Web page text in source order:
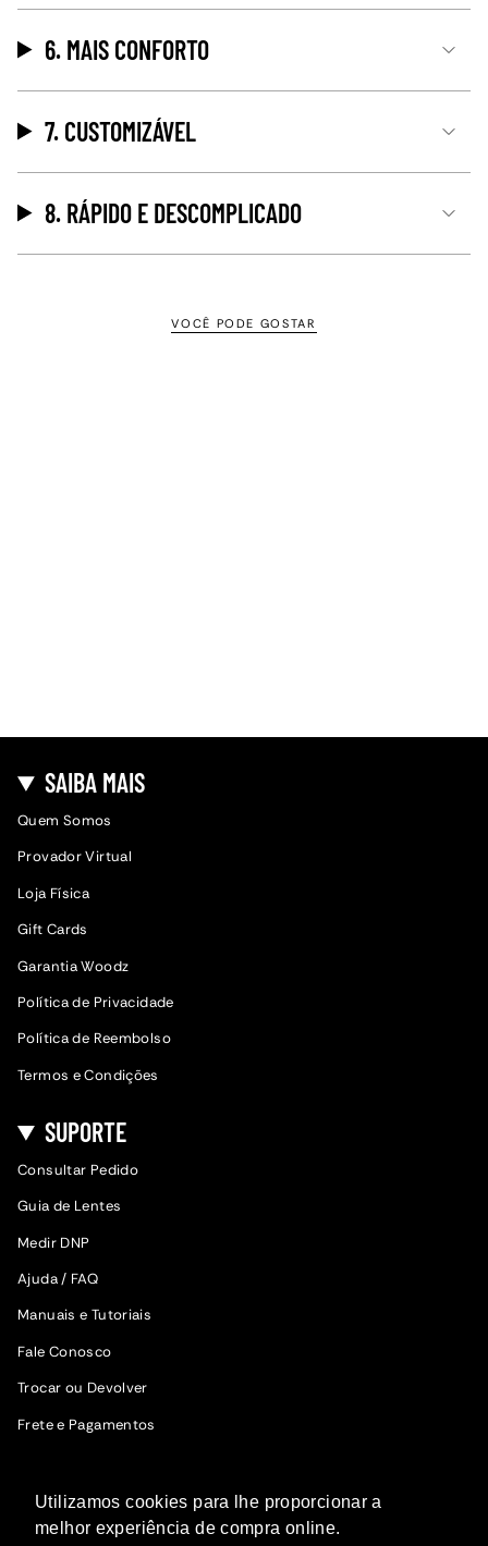
Utilizamos cookies para lhe proporcionar a
melhor experiência de compra online.
6. MAIS CONFORTO
7. CUSTOMIZÁVEL
8. RÁPIDO E DESCOMPLICADO
VOCÊ PODE GOSTAR
SAIBA MAIS
Quem Somos
Provador Virtual
Loja Física
Gift Cards
Garantia Woodz
Política de Privacidade
Política de Reembolso
Termos e Condições
SUPORTE
Consultar Pedido
Guia de Lentes
Medir DNP
Ajuda / FAQ
Manuais e Tutoriais
Fale Conosco
Trocar ou Devolver
Frete e Pagamentos
Fique por dentro das novidades.